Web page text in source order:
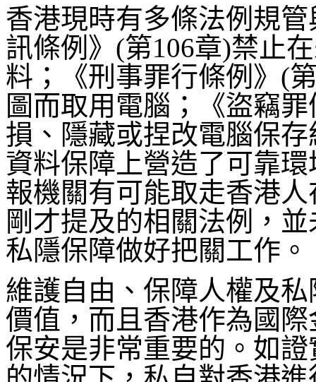
香港現時有多條法例規
訊條例》(第106章)禁止
料；《刑事罪行條例》(
圖而取用電腦；《盜竊
損、隱藏或捏改電腦保
資料保障上營造了可靠
報機關有可能取走香港
剛才提及的相關法例，
私隱保障做好把關工作。
維護自由、保障人權及
價值，而且香港作為國
保安是非常重要的。如